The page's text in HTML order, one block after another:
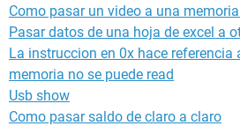
Como pasar un video a una
Pasar datos de una hoja de excel a
La instruccion en 0x hace referencia
memoria no se puede read
Usb show
Como pasar saldo de claro a claro